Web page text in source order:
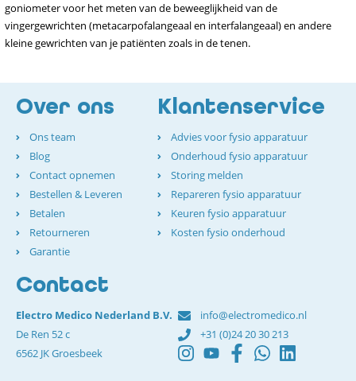
goniometer voor het meten van de beweeglijkheid van de
vingergewrichten (metacarpofalangeaal en interfalangeaal) en andere
kleine gewrichten van je patiënten zoals in de tenen.
Over ons
Ons team
Blog
Contact opnemen
Bestellen & Leveren
Betalen
Retourneren
Garantie
Klantenservice
Advies voor fysio apparatuur
Onderhoud fysio apparatuur
Storing melden
Repareren fysio apparatuur
Keuren fysio apparatuur
Kosten fysio onderhoud
Contact
Electro Medico Nederland B.V.
De Ren 52 c
6562 JK Groesbeek
info@electromedico.nl
+31 (0)24 20 30 213